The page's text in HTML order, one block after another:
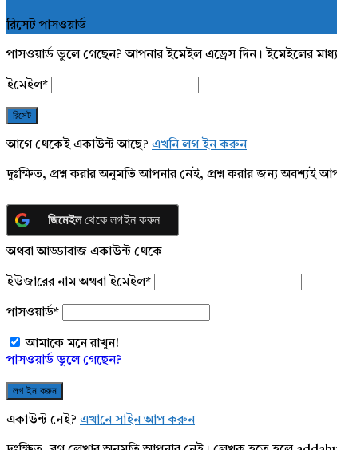
রিসেট পাসওয়ার্ড
পাসওয়ার্ড ভুলে গেছেন? আপনার ইমেইল এড্রেস দিন। ইমেইলের
ইমেইল*
আগে থেকেই একাউন্ট আছে? এখনি লগ ইন করুন
দুঃক্ষিত, প্রশ্ন করার অনুমতি আপনার নেই, প্রশ্ন করার জন্য অবশ্যই
জিমেইলথেকে লগইন করুন
অথবা আড্ডাবাজ একাউন্ট থেকে
ইউজারের নাম অথবা ইমেইল*
পাসওয়ার্ড*
আমাকে মনে রাখুন!
পাসওয়ার্ড ভুলে গেছেন?
একাউন্ট নেই? এখানে সাইন আপ করুন